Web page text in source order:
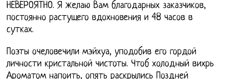
НЕВЕРОЯТНО. Я желаю Вам благодарных заказчиков,
постоянно растущего вдохновения и 48 часов в
сутках.
Поэты очеловечили мэйхуа, уподобив его гордой
личности кристальной чистоты. Чтоб холодный вихрь
Ароматом напоить, опять раскрылись Поздней